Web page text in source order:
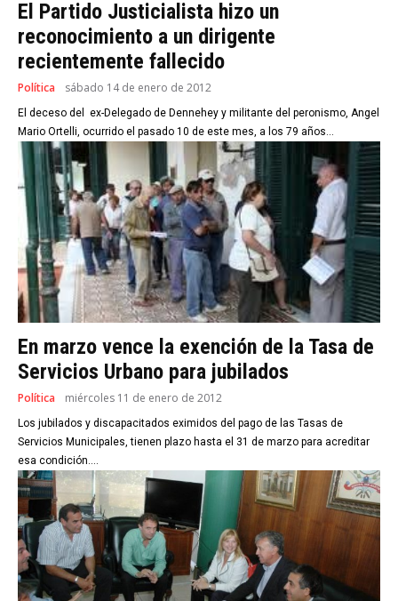
El Partido Justicialista hizo un
reconocimiento a un dirigente
recientemente fallecido
Política sábado 14 de enero de 2012
El deceso del ex-Delegado de Dennehey y militante del peronismo, Angel
Mario Ortelli, ocurrido el pasado 10 de este mes, a los 79 años...
En marzo vence la exención de la Tasa de
Servicios Urbano para jubilados
Política miércoles 11 de enero de 2012
Los jubilados y discapacitados eximidos del pago de las Tasas de
Servicios Municipales, tienen plazo hasta el 31 de marzo para acreditar
esa condición....